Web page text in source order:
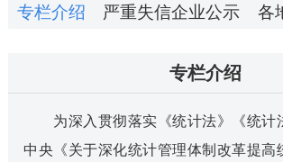
专栏介绍 严重失信企业公示 各
专栏介绍
为深入贯彻落实《统计法》《统计
中央《关于深化统计管理体制改革提高